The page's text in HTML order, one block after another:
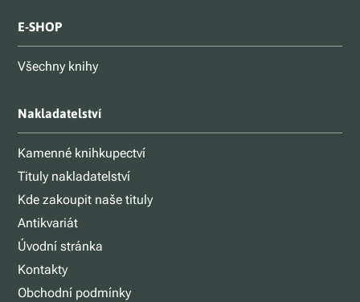
E-SHOP
Všechny knihy
Nakladatelství
Kamenné knihkupectví
Tituly nakladatelství
Kde zakoupit naše tituly
Antikvariát
Úvodní stránka
Kontakty
Obchodní podmínky